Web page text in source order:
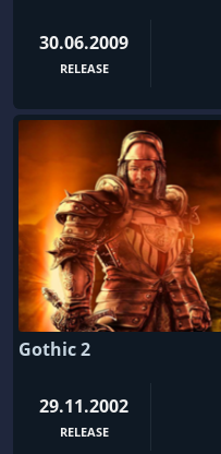
30.06.2009
RELEASE
Gothic 2
29.11.2002
RELEASE